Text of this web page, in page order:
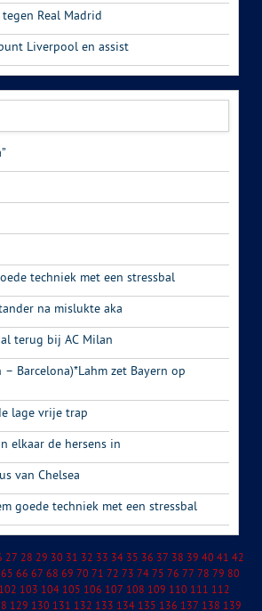
Real Madrid
Liverpool en assist
techniek met een stressbal
na mislukte aka
terug bij AC Milan
Barcelona)*Lahm zet Bayern op
lage vrije trap
elkaar de hersens in
van Chelsea
goede techniek met een stressbal
27 28 29 30 31 32 33 34 35 36 37 38 39 40 41 42
65 66 67 68 69 70 71 72 73 74 75 76 77 78 79 80
102 103 104 105 106 107 108 109 110 111 112
129 130 131 132 133 134 135 136 137 138 139